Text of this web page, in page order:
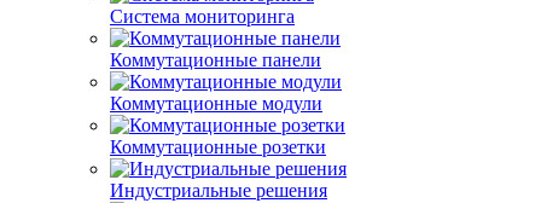
Система мониторинга
Коммутационные панели
Коммутационные модули
Коммутационные розетки
Индустриальные решения